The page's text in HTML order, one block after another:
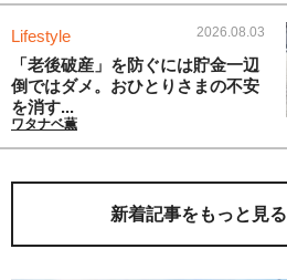
Lifestyle 2026.08.03
「老後破産」を防ぐには貯金一辺
倒ではダメ。おひとりさまの不安
を消す...
ワタナベ薫
新着記事をもっと見る